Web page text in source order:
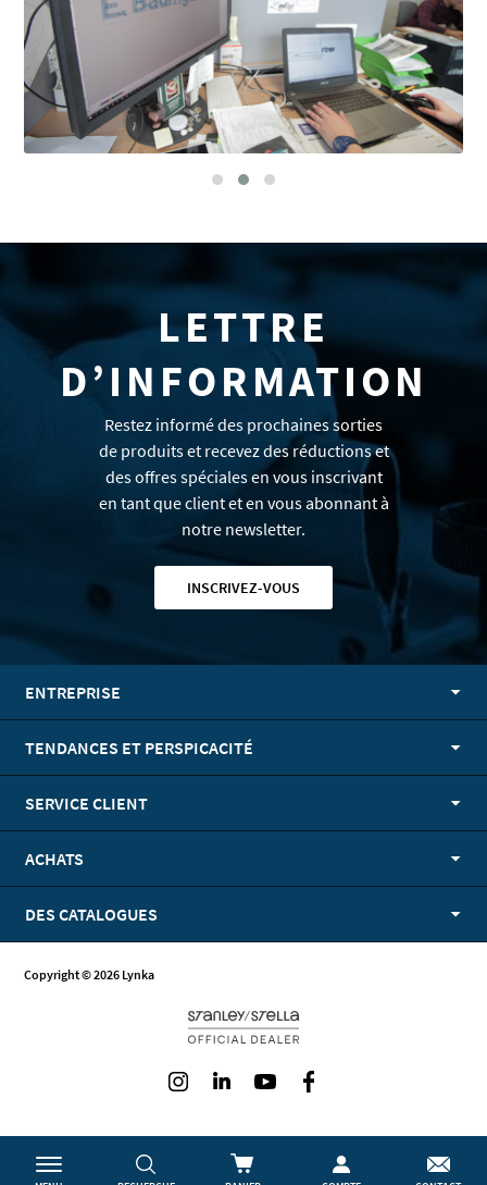
LETTRE
D’INFORMATION
Restez informé des prochaines sorties
de produits et recevez des réductions et
des offres spéciales en vous inscrivant
en tant que client et en vous abonnant à
notre newsletter.
INSCRIVEZ-VOUS
ENTREPRISE
TENDANCES ET PERSPICACITÉ
SERVICE CLIENT
ACHATS
DES CATALOGUES
Copyright © 2026 Lynka